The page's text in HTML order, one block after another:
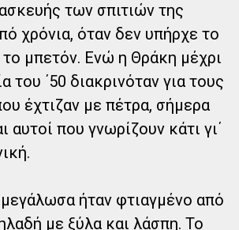
των σπιτιών της
χρόνια, όταν δεν υπήρχε το
το μπετόν. Ενώ η Θράκη μέχρι
του ΄50 διακρινόταν για τους
έχτιζαν με πέτρα, σήμερα
αυτοί που γνωρίζουν κάτι γι΄
ήταν φτιαγμένο από
με ξύλα και λάσπη. Το